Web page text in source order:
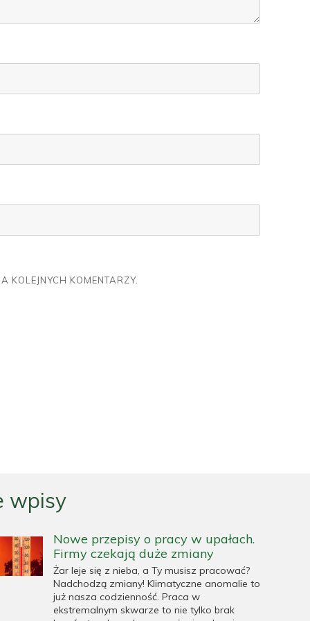
KOLEJNYCH KOMENTARZY.
wpisy
Nowe przepisy o pracy w upałach.
Firmy czekają duże zmiany
Żar leje się z nieba, a Ty musisz pracować?
Nadchodzą zmiany! Klimatyczne anomalie to
już nasza codzienność. Praca w
ekstremalnym skwarze to nie tylko brak